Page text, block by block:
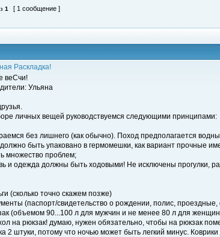
1 [ 1 сообщение ]
Раскладка!
веСчи!
Ульяна
личных вещей руководствуемся следующими принципами:
без лишнего (как обычно). Поход предполагается
быть упаковано в гермомешки, как вариант прочные
множество проблем;
и одежда должны быть ходовыми! Не исключены прогулки,
(сколько точно скажем позже)
(паспорт/свидетельство о рождении, полис,
(объемом 90...100 л для мужчин и не менее 80 л для
на рюкзак! думаю, нужен обязательно, чтобы на рюкзак
2 штуки, потому что ночью может быть легкий минус.